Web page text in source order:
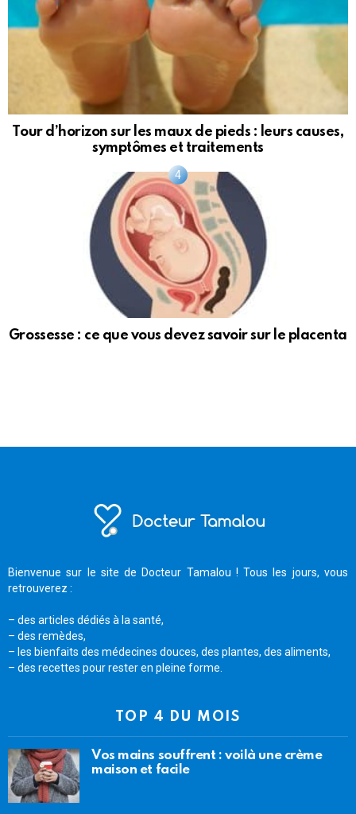
Tour d’horizon sur les maux de pieds : leurs causes,
symptômes et traitements
Grossesse : ce que vous devez savoir sur le placenta
Bienvenue sur le site de Docteur Tamalou ! Tous les jours, vous
retrouverez :
– des articles dédiés à la santé,
– des remèdes,
– les bienfaits des médecines douces, des plantes, des aliments,
– des recettes pour rester en pleine forme.
TOP 4 DU MOIS
Vos mains souffrent : voilà une crème
maison et facile